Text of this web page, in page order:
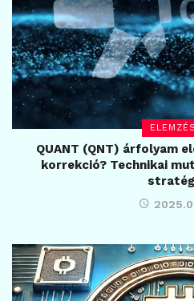
QUANT (QNT) árfolyam
korrekció? Technikai